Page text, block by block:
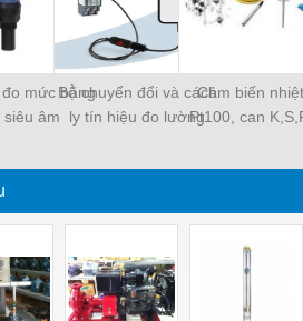
mức bằng
siêu âm
Bộ chuyển đổi và cách
ly tín hiệu đo lường
Cảm biến
Pt100, can